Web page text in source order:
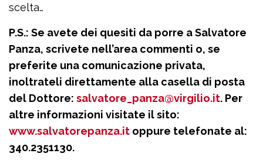
scelta…
P.S.: Se avete dei quesiti da porre a Salvatore
Panza, scrivete nell’area commenti o, se
preferite una comunicazione privata,
inoltrateli direttamente alla casella di posta
del Dottore: salvatore_panza@virgilio.it. Per
altre informazioni visitate il sito:
www.salvatorepanza.it oppure telefonate al:
340.2351130.